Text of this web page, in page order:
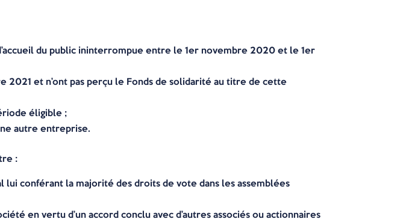
du public ininterrompue entre le 1er novembre 2020 et le 1er
2021 et n’ont pas perçu le Fonds de solidarité au titre de cette
éligible ;
autre entreprise.
:
conférant la majorité des droits de vote dans les assemblées
en vertu d’un accord conclu avec d’autres associés ou actionnaires